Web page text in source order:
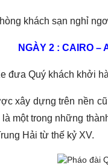
khách sạn nghỉ
NGÀY 2 : CAIRO –
đưa Quý khách khởi
xây dựng trên nền cũ
một trong những
Hải từ thế kỷ XV.